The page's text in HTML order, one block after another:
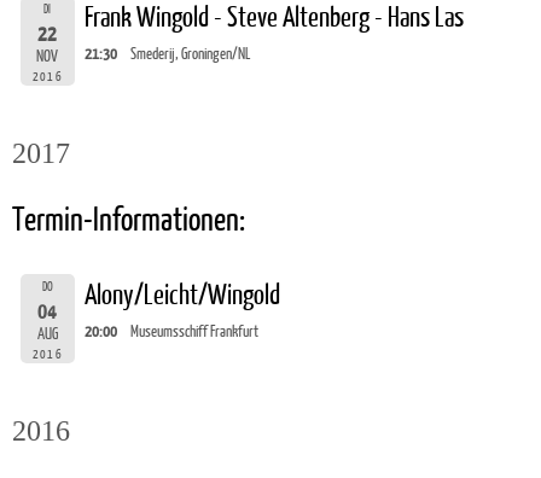
DI
22
NOV
2016
Frank Wingold - Steve Altenberg - Hans Las
21:30 Smederij, Groningen/NL
2017
Termin-Informationen:
DO
04
AUG
2016
Alony/Leicht/Wingold
20:00 Museumsschiff Frankfurt
2016